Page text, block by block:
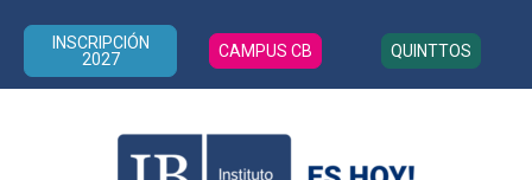
INSCRIPCIÓN
2027
CAMPUS CB QUINTTOS